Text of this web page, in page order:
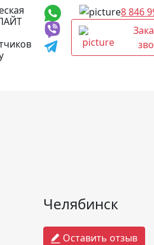
8 846
Челябинск
Оставить отзыв